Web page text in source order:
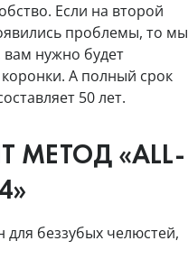
Если на второй
проблемы, то мы
вам нужно будет
А полный срок
50 лет.
«ALL-
для беззубых челюстей,